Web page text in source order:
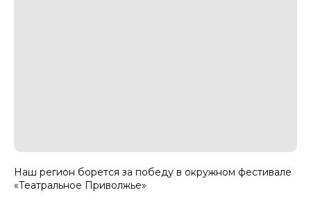
Наш регион борется за победу в окружном фестивале
«Театральное Приволжье»